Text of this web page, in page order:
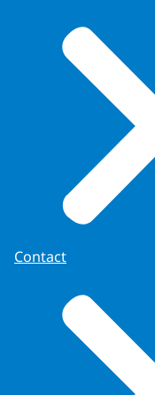
Contact